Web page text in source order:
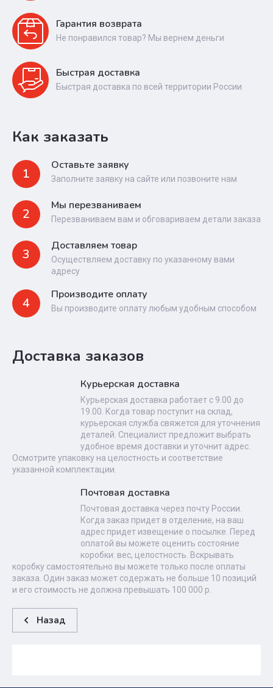
Гарантия возврата
Не понравился товар? Мы вернем деньги
Быстрая доставка
Быстрая доставка по всей территории России
Как заказать
1
Оставьте заявку
Заполните заявку на сайте или позвоните нам
2
Мы перезваниваем
Перезваниваем вам и обговариваем детали заказа
3
Доставляем товар
Осуществляем доставку по указанному вами
адресу
4
Производите оплату
Вы производите оплату любым удобным способом
Доставка заказов
Курьерская доставка
Курьерская доставка работает с 9.00 до
19.00. Когда товар поступит на склад,
курьерская служба свяжется для уточнения
деталей. Специалист предложит выбрать
удобное время доставки и уточнит адрес.
Осмотрите упаковку на целостность и соответствие
указанной комплектации.
Почтовая доставка
Почтовая доставка через почту России.
Когда заказ придет в отделение, на ваш
адрес придет извещение о посылке. Перед
оплатой вы можете оценить состояние
коробки: вес, целостность. Вскрывать
коробку самостоятельно вы можете только после оплаты
заказа. Один заказ может содержать не больше 10 позиций
и его стоимость не должна превышать 100 000 р.
Назад